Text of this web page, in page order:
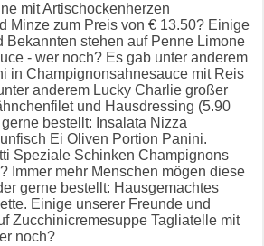
mit Artischockenherzen
Minze zum Preis von € 13.50? Einige
Bekannten stehen auf Penne Limone
- wer noch? Es gab unter anderem
in Champignonsahnesauce mit Reis
anderem Lucky Charlie großer
und Hausdressing (5.90
bestellt: Insalata Nizza
Ei Oliven Portion Panini.
Speziale Schinken Champignons
Immer mehr Menschen mögen diese
gerne bestellt: Hausgemachtes
Einige unserer Freunde und
Zucchinicremesuppe Tagliatelle mit
noch?